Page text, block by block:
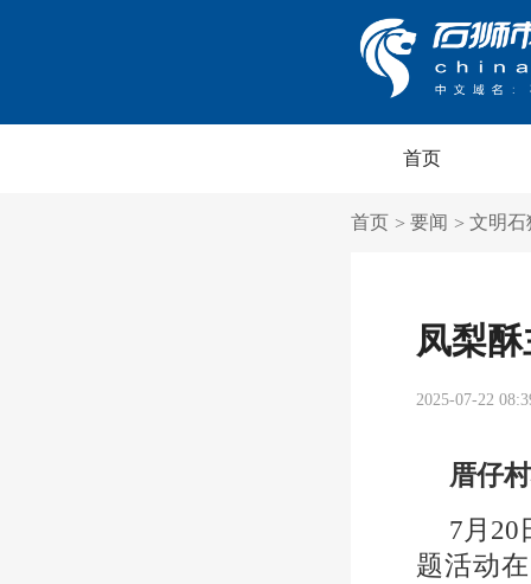
首页
首页 > 要闻 > 文明石
凤梨
2025-07-22
厝仔
7月20
题活动